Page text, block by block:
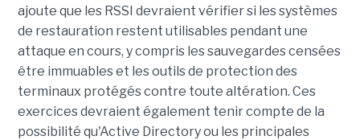
ajoute que les RSSI devraient vérifier si les systèmes
de restauration restent utilisables pendant une
attaque en cours, y compris les sauvegardes censées
être immuables et les outils de protection des
terminaux protégés contre toute altération. Ces
exercices devraient également tenir compte de la
possibilité qu'Active Directory ou les principales